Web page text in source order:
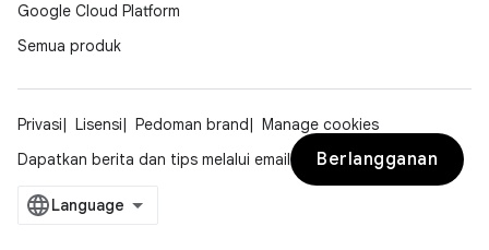
Google Cloud Platform
Semua produk
Privasi Lisensi Pedoman brand
Manage cookies
Dapatkan berita dan tips melalui email
Berlangganan